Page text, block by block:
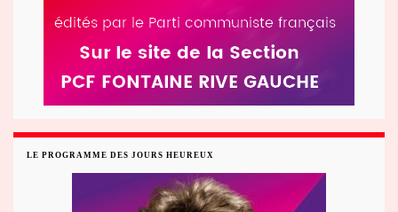
LE PROGRAMME DES JOURS HEUREUX